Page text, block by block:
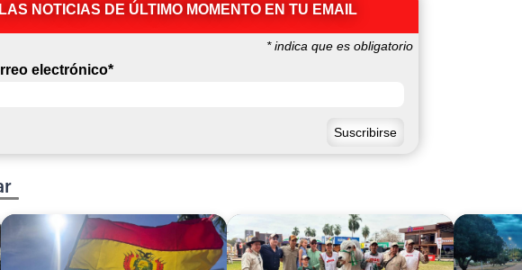
NOTICIAS DE ÚLTIMO MOMENTO EN TU EMAIL
*indica que es obligatorio
electrónico*